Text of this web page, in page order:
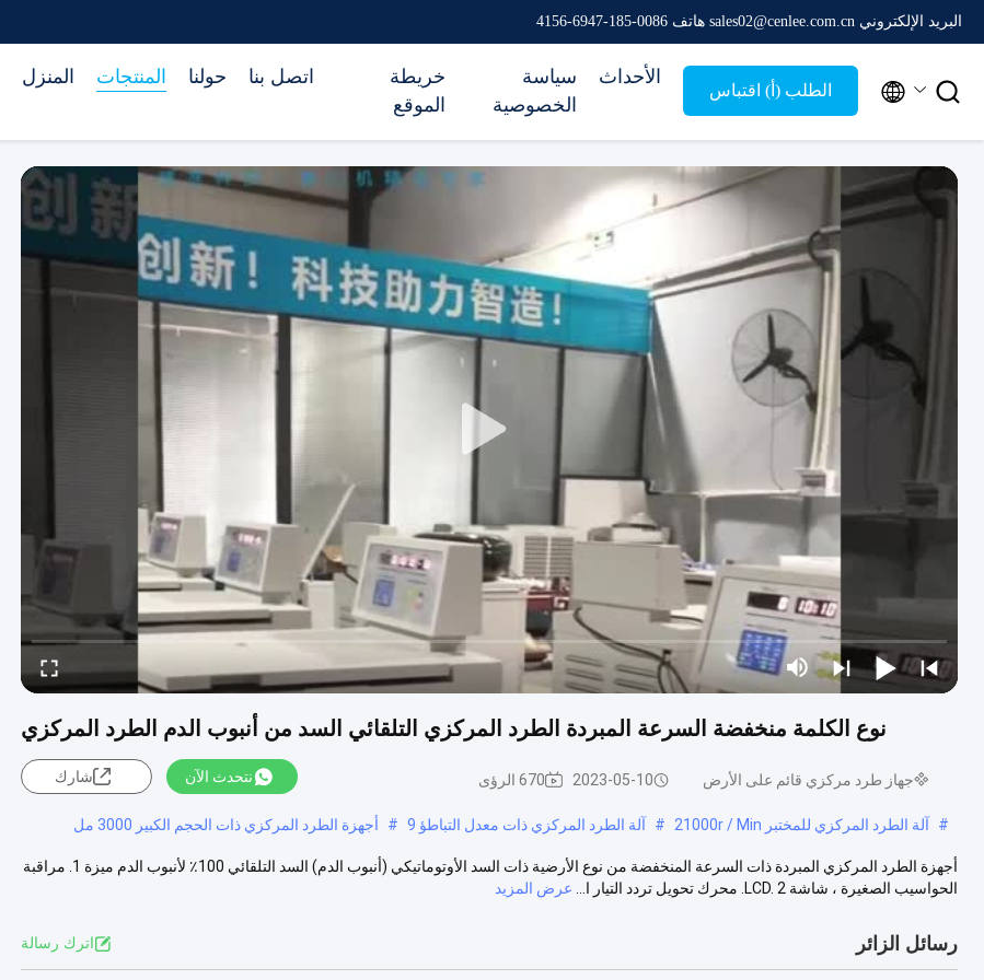
البريد الإلكتروني sales02@cenlee.com.cn هاتف 0086-185-6947-4156
المنزل المنتجات حولنا اتصل بنا
خريطة
الموقع
سياسة
الخصوصية
الأحداث
الطلب (أ) اقتباس  
نوع الكلمة منخفضة السرعة المبردة الطرد المركزي التلقائي السد من أنبوب الدم الطرد المركزي
جهاز طرد مركزي قائم على الأرض 2023-05-10 670 الرؤى نتحدث الآن شارك
# آلة الطرد المركزي للمختبر 21000r / Min # آلة الطرد المركزي ذات معدل التباطؤ 9 # أجهزة الطرد المركزي ذات الحجم الكبير 3000 مل
أجهزة الطرد المركزي المبردة ذات السرعة المنخفضة من نوع الأرضية ذات السد الأوتوماتيكي (أنبوب الدم) السد التلقائي 100٪ لأنبوب الدم ميزة 1. مراقبة
الحواسيب الصغيرة ، شاشة LCD. 2. محرك تحويل تردد التيار ا...
عرض المزيد
رسائل الزائر اترك رسالة